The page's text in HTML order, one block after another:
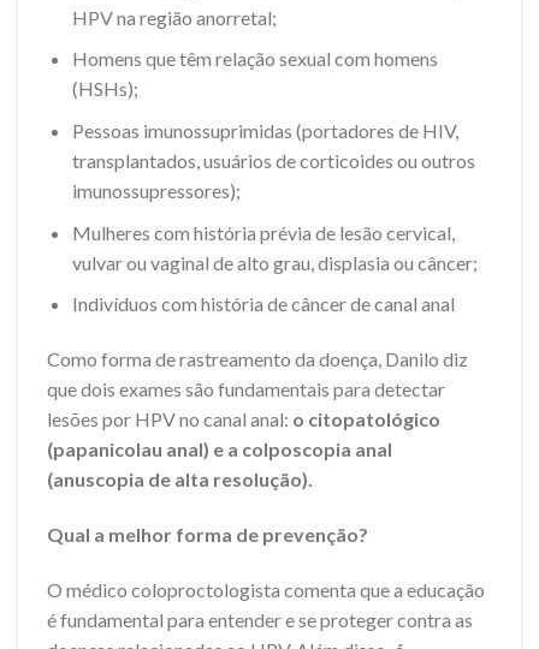
HPV na região anorretal;
Homens que têm relação sexual com homens
(HSHs);
Pessoas imunossuprimidas (portadores de HIV,
transplantados, usuários de corticoides ou outros
imunossupressores);
Mulheres com história prévia de lesão cervical,
vulvar ou vaginal de alto grau, displasia ou câncer;
Indivíduos com história de câncer de canal anal
Como forma de rastreamento da doença, Danilo diz
que dois exames são fundamentais para detectar
lesões por HPV no canal anal: o citopatológico
(papanicolau anal) e a colposcopia anal
(anuscopia de alta resolução).
Qual a melhor forma de prevenção?
O médico coloproctologista comenta que a educação
é fundamental para entender e se proteger contra as